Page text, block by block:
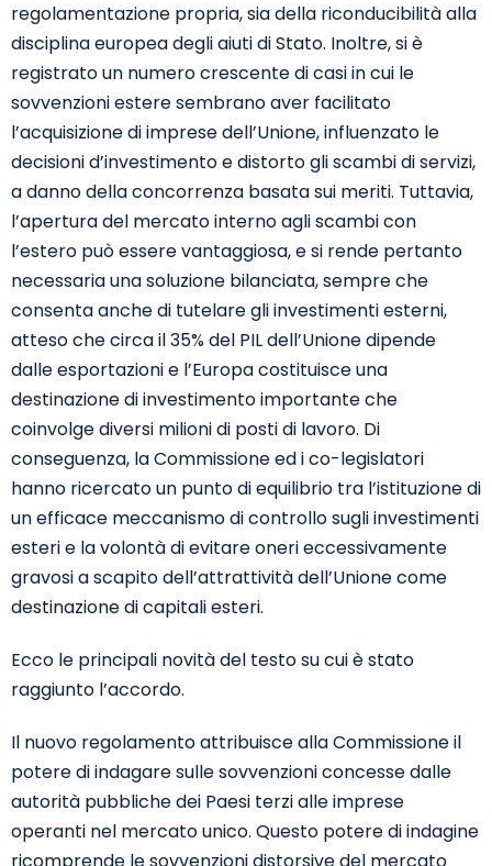
regolamentazione propria, sia della riconducibilità alla
disciplina europea degli aiuti di Stato. Inoltre, si è
registrato un numero crescente di casi in cui le
sovvenzioni estere sembrano aver facilitato
l’acquisizione di imprese dell’Unione, influenzato le
decisioni d’investimento e distorto gli scambi di servizi,
a danno della concorrenza basata sui meriti. Tuttavia,
l’apertura del mercato interno agli scambi con
l’estero può essere vantaggiosa, e si rende pertanto
necessaria una soluzione bilanciata, sempre che
consenta anche di tutelare gli investimenti esterni,
atteso che circa il 35% del PIL dell’Unione dipende
dalle esportazioni e l’Europa costituisce una
destinazione di investimento importante che
coinvolge diversi milioni di posti di lavoro. Di
conseguenza, la Commissione ed i co-legislatori
hanno ricercato un punto di equilibrio tra l’istituzione di
un efficace meccanismo di controllo sugli investimenti
esteri e la volontà di evitare oneri eccessivamente
gravosi a scapito dell’attrattività dell’Unione come
destinazione di capitali esteri.
Ecco le principali novità del testo su cui è stato
raggiunto l’accordo.
Il nuovo regolamento attribuisce alla Commissione il
potere di indagare sulle sovvenzioni concesse dalle
autorità pubbliche dei Paesi terzi alle imprese
operanti nel mercato unico. Questo potere di indagine